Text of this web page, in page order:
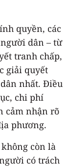
quyền, các
dân – từ
tranh chấp,
giải quyết
nhất. Điều
chi phí
cảm nhận rõ
phương.
còn là
có trách